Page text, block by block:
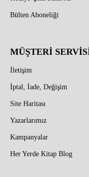
Bülten Aboneliği
MÜŞTERİ
İletişim
İptal, İade, Değişim
Site Haritası
Yazarlarımız
Kampanyalar
Her Yerde Kitap Blog